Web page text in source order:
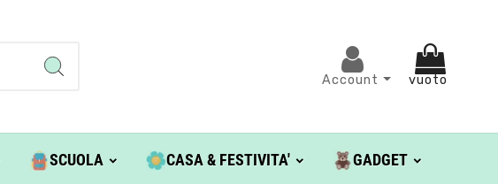
Account vuoto
SCUOLA CASA & FESTIVITA' GADGET